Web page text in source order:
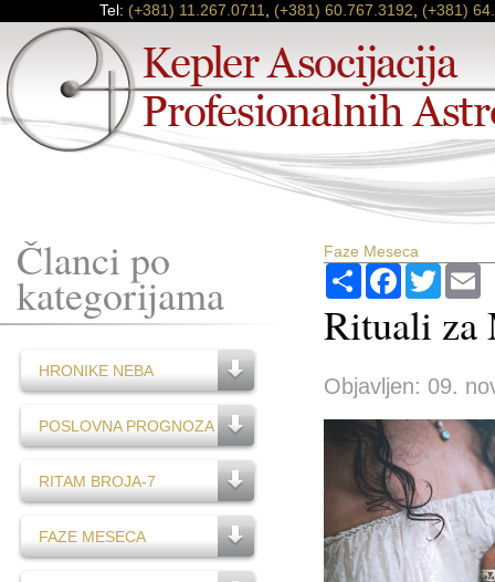
Tel: (+381) 11.267.0711 (+381) 60.767.3192 (+381)
Članci po
kategorijama
HRONIKE NEBA
POSLOVNA PROGNOZA
RITAM BROJA-7
FAZE MESECA
Faze Meseca
PodijeliFacebook
Twitter
Rituali za
Objavljen: 09.